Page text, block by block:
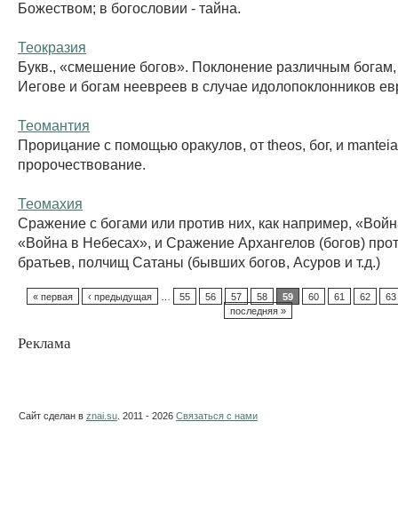
Божеством; в богословии - тайна.
Теокразия
Букв., «смешение богов». Поклонение различным
Иегове и богам неевреев в случае идолопоклонников
Теомантия
Прорицание с помощью оракулов, от theos, бог, и
пророчествование.
Теомахия
Сражение с богами или против них, как например,
«Война в Небесах», и Сражение Архангелов (богов)
братьев, полчищ Сатаны (бывших богов, Асуров и т.д.)
« первая ‹ предыдущая 55 56 57 58 59 60 61 62
63
последняя »
Реклама
Сайт сделан в znai.su . 2011 - 2026 Связаться с нами